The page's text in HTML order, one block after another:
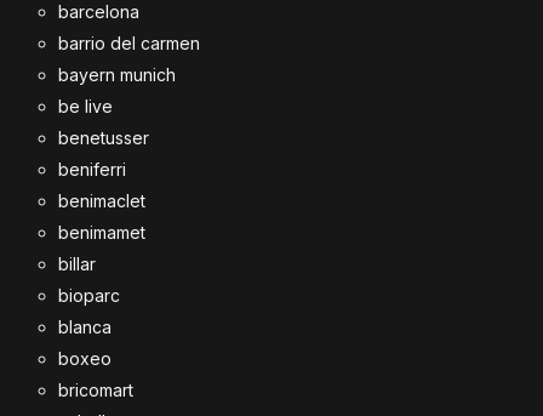
barcelona
barrio del carmen
bayern munich
be live
benetusser
beniferri
benimaclet
benimamet
billar
bioparc
blanca
boxeo
bricomart